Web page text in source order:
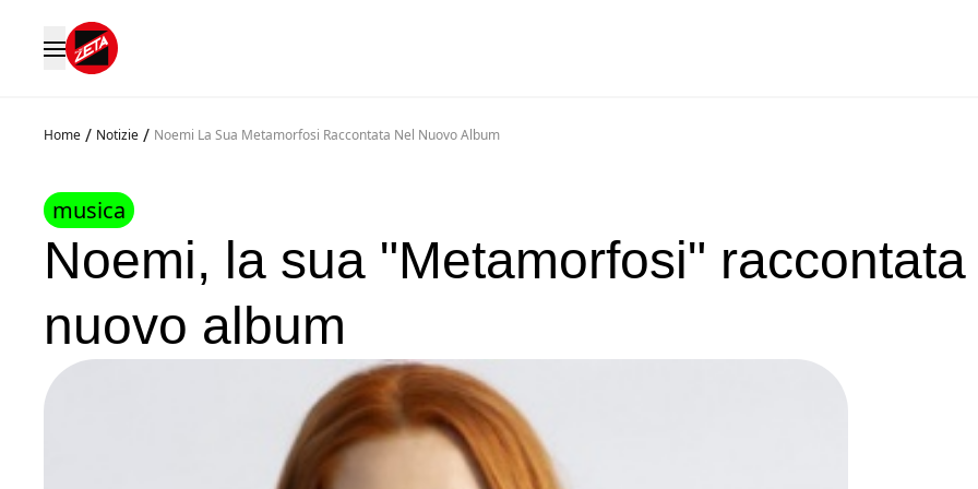
Home / Notizie / Noemi La Sua Metamorfosi Raccontata Nel Nuovo Album
musica
Noemi, la sua "Metamorfosi"
nuovo album